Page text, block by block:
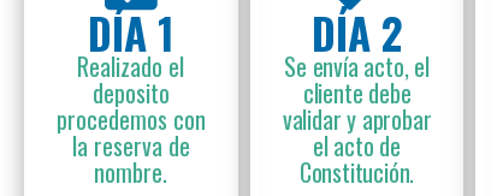
DÍA 1
Realizado el
deposito
procedemos con
la reserva de
nombre.
DÍA 2
Se envía acto, el
cliente debe
validar y aprobar
el acto de
Constitución.